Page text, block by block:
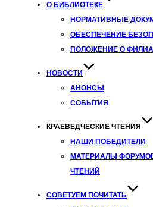
О БИБЛИОТЕКЕ
НОРМАТИВНЫЕ
ОБЕСПЕЧЕНИЕ
ПОЛОЖЕНИЕ О
НОВОСТИ
АНОНСЫ
СОБЫТИЯ
КРАЕВЕДЧЕСКИЕ ЧТЕНИЯ
НАШИ ПОБЕДИТЕЛИ
МАТЕРИАЛЫ
ЧТЕНИЙ
СОВЕТУЕМ ПОЧИТАТЬ